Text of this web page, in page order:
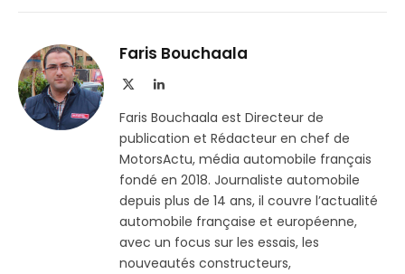
Telegram
Faris Bouchaala
LinkedIn
Faris Bouchaala est Directeur de
publication et Rédacteur en chef de
MotorsActu, média automobile français
fondé en 2018. Journaliste automobile
depuis plus de 14 ans, il couvre l’actualité
automobile française et européenne,
avec un focus sur les essais, les
nouveautés constructeurs,